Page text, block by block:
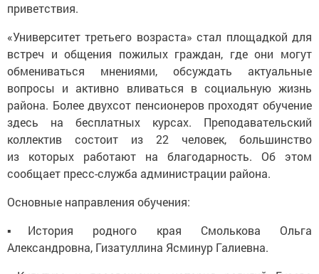
приветствия.
«Университет третьего возраста» стал площадкой для
встреч и общения пожилых граждан, где они могут
обмениваться мнениями, обсуждать актуальные
вопросы и активно вливаться в социальную жизнь
района. Более двухсот пенсионеров проходят обучение
здесь на бесплатных курсах. Преподавательский
коллектив состоит из 22 человек, большинство
из которых работают на благодарность. Об этом
сообщает пресс-служба администрации района.
Основные направления обучения:
▪️История родного края Смолькова Ольга
Александровна, Гизатуллина Ясминур Галиевна.